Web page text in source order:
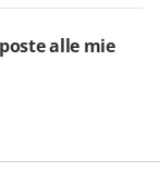
alle mie